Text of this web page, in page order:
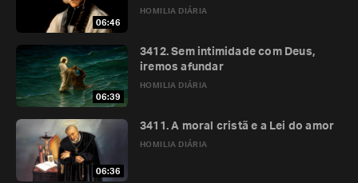
06:46
HOMILIA DIÁRIA
06:39
HOMILIA DIÁRIA
3412. Sem intimidade com Deus,
iremos afundar
06:36
HOMILIA DIÁRIA
3411. A moral cristã e a Lei do amor